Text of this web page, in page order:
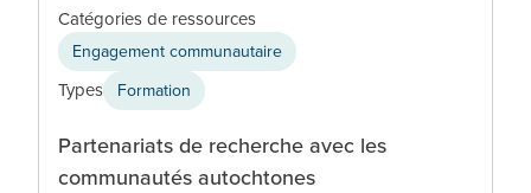
Catégories de ressources
Engagement communautaire
Types Formation
Partenariats de recherche avec les
communautés autochtones